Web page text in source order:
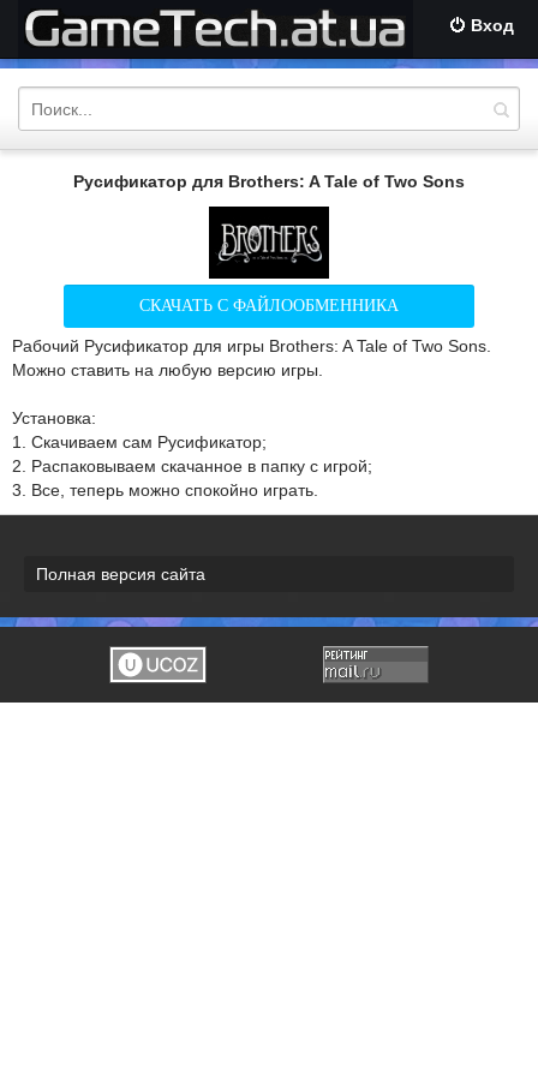
Вход
Русификатор для Brothers: A Tale of Two Sons
СКАЧАТЬ С ФАЙЛООБМЕННИКА
Рабочий Русификатор для игры Brothers: A Tale of Two Sons.
Можно ставить на любую версию игры.
Установка:
1. Скачиваем сам Русификатор;
2. Распаковываем скачанное в папку с игрой;
3. Все, теперь можно спокойно играть.
Полная версия сайта